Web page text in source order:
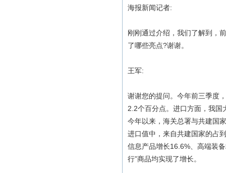
海报新闻记者:
刚刚通过介绍，我们了解到，
了哪些亮点?谢谢。
王军:
谢谢您的提问。今年前三季度
2.2个百分点。进口方面，我
今年以来，海关总署与共建国
进口值中，来自共建国家的占
信息产品增长16.6%、高端装
行”商品均实现了增长。